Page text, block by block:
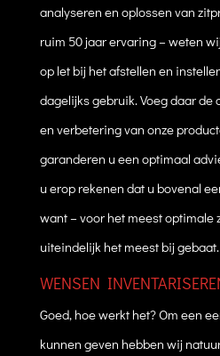
analyseren en oplossen van
ruim 50 jaar ervaring – weten
op let bij het afstellen en
dagelijks gebruik. Voeg daar
en verbetering van onze
garanderen u een optimaal
u erop rekenen dat u bovenal
want – voor het meest optimale
uiteindelijk het meest bij gebaat.
WENSEN
Goed, hoe werkt het? Om een
kunnen geven hebben wij